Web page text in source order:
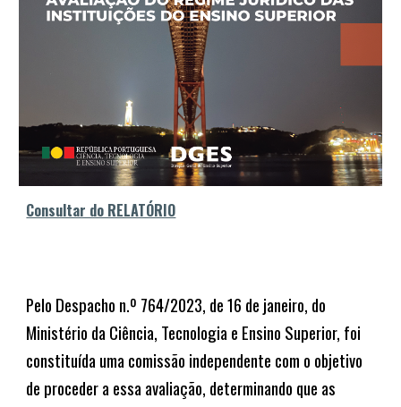
Consultar do RELATÓRIO
Pelo Despacho n.º 764/2023, de 16 de janeiro, do
Ministério da Ciência, Tecnologia e Ensino Superior, foi
constituída uma comissão independente com o objetivo
de proceder a essa avaliação, determinando que as